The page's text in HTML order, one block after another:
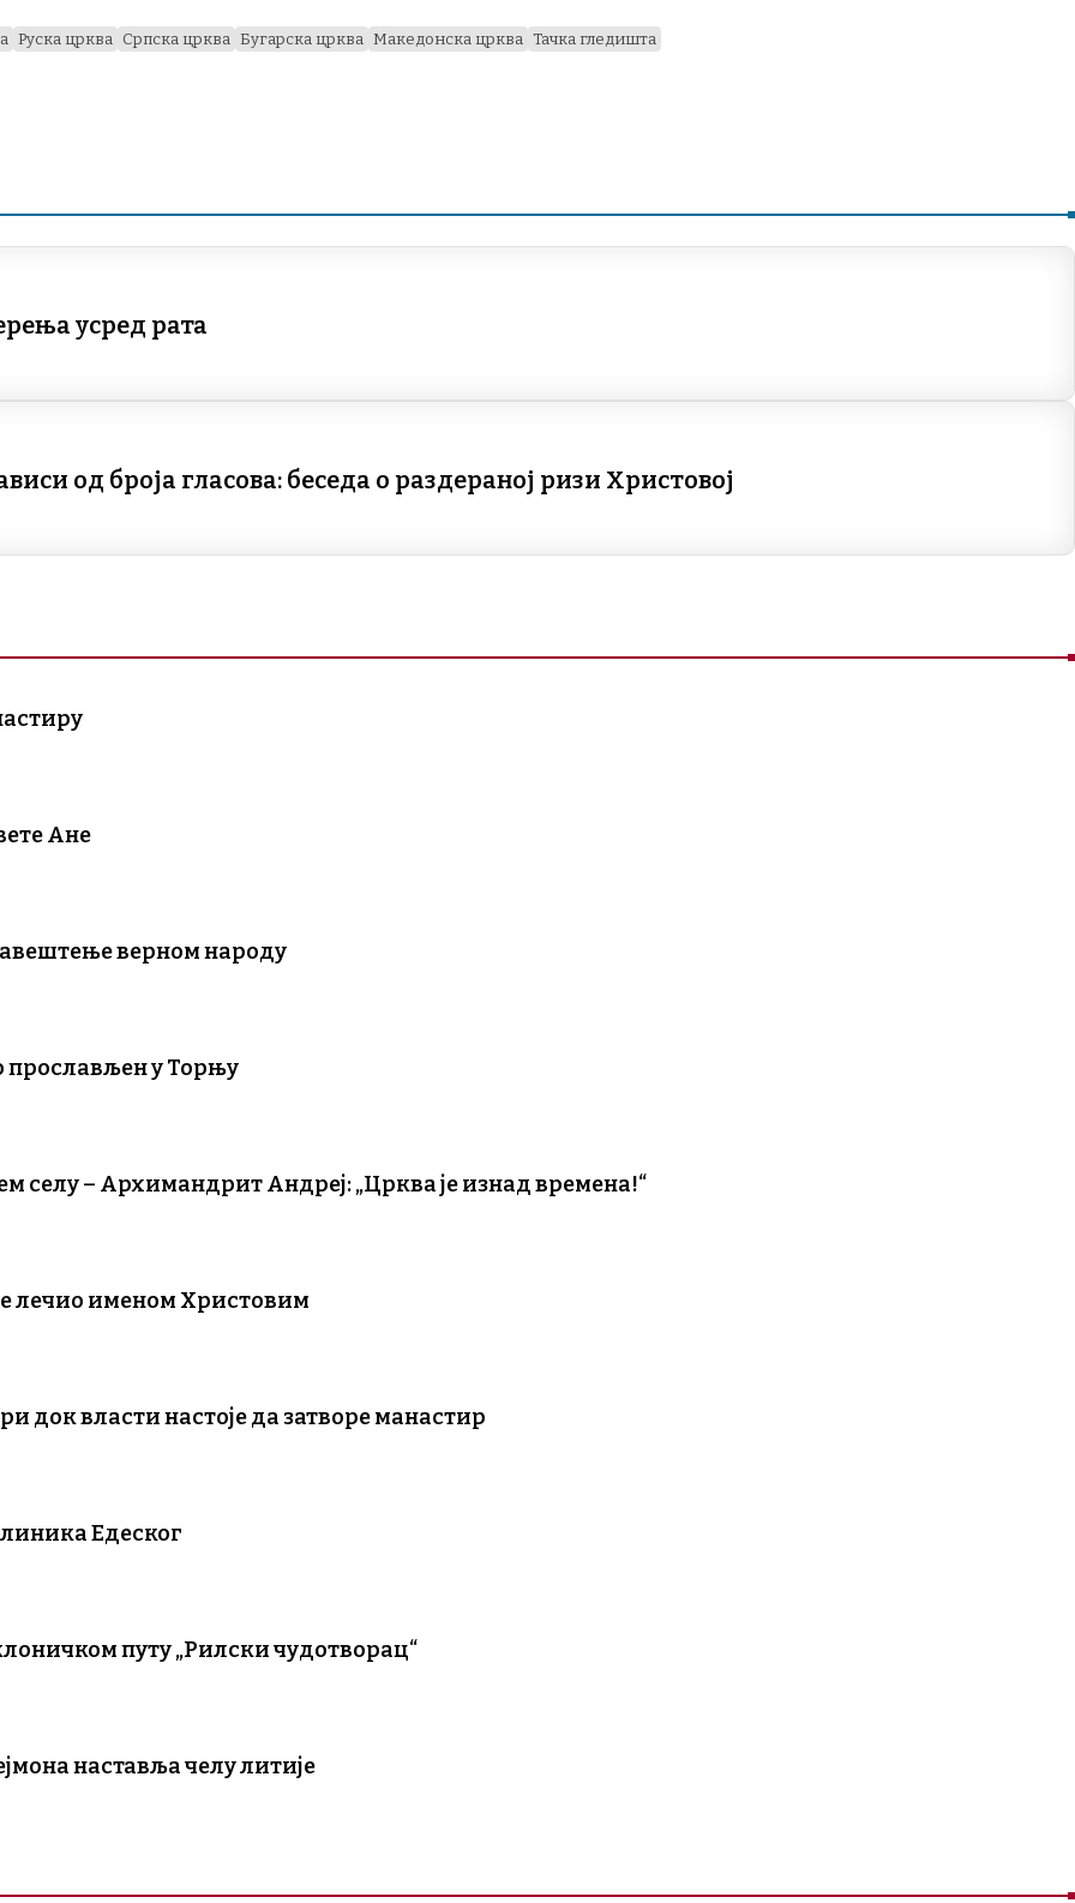
Руска црква Српска црква Бугарска црква Македонска црква Тачка гледишта
усред рата
од броја гласова: беседа о раздераној ризи Христовој
Ане
верном народу
прослављен у Торњу
селу – Архимандрит Андреј: „Црква је изнад времена!“
лечио именом Христовим
док власти настоје да затворе манастир
Едеског
путу „Рилски чудотворац“
наставља челу литије